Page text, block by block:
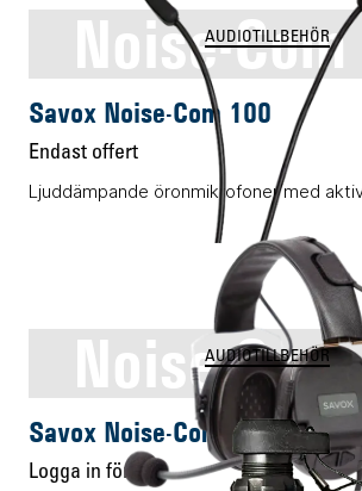
Noise-AUDIOTILLBEHÖR
Savox Noise-Com 100
Endast offert
Ljuddämpande öronmikrofoner med
Noise-AUDIOTILLBEHÖR
Savox Noise-Com 200
Logga in för pris